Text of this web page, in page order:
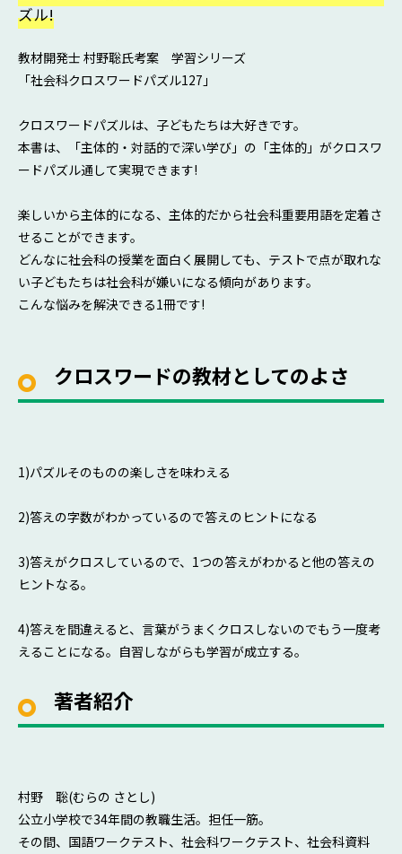
ズル!
教材開発士 村野聡氏考案 学習シリーズ
「社会科クロスワードパズル127」
クロスワードパズルは、子どもたちは大好きです。
本書は、「主体的・対話的で深い学び」の「主体的」がクロスワ
ードパズル通して実現できます!
楽しいから主体的になる、主体的だから社会科重要用語を定着さ
せることができます。
どんなに社会科の授業を面白く展開しても、テストで点が取れな
い子どもたちは社会科が嫌いになる傾向があります。
こんな悩みを解決できる1冊です!
クロスワードの教材としてのよさ
1)パズルそのものの楽しさを味わえる
2)答えの字数がわかっているので答えのヒントになる
3)答えがクロスしているので、1つの答えがわかると他の答えの
ヒントなる。
4)答えを間違えると、言葉がうまくクロスしないのでもう一度考
えることになる。自習しながらも学習が成立する。
著者紹介
村野 聡(むらの さとし)
公立小学校で34年間の教職生活。担任一筋。
その間、国語ワークテスト、社会科ワークテスト、社会科資料